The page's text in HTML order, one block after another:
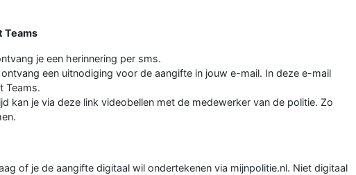
Teams
je een herinnering per sms.
een uitnodiging voor de aangifte in jouw e-mail. In deze e-mail
Teams.
kan je via deze link videobellen met de medewerker van de politie. Zo
of je de aangifte digitaal wil ondertekenen via mijnpolitie.nl. Niet digitaal